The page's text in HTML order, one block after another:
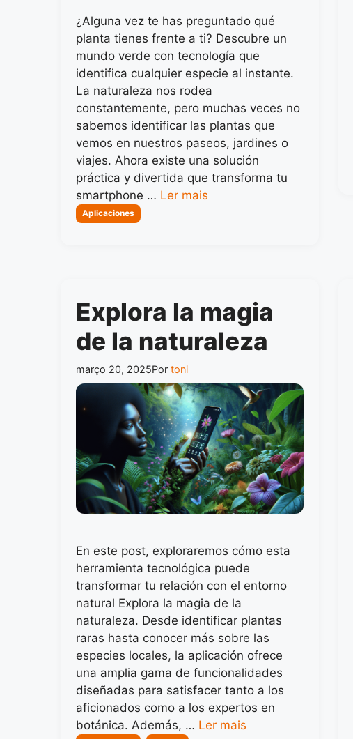
¿Alguna vez te has preguntado qué
planta tienes frente a ti? Descubre un
mundo verde con tecnología que
identifica cualquier especie al instante.
La naturaleza nos rodea
constantemente, pero muchas veces no
sabemos identificar las plantas que
vemos en nuestros paseos, jardines o
viajes. Ahora existe una solución
práctica y divertida que transforma tu
smartphone … Ler mais
Categorias
Aplicaciones
Explora la magia
de la naturaleza
março 20, 2025Por toni
En este post, exploraremos cómo esta
herramienta tecnológica puede
transformar tu relación con el entorno
natural Explora la magia de la
naturaleza. Desde identificar plantas
raras hasta conocer más sobre las
especies locales, la aplicación ofrece
una amplia gama de funcionalidades
diseñadas para satisfacer tanto a los
aficionados como a los expertos en
botánica. Además, … Ler mais